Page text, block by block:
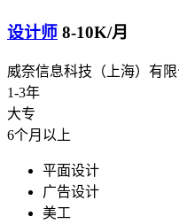
设计师 8-10K/月
威奈信息科技（上海）有限
1-3年
大专
6个月以上
平面设计
广告设计
美工